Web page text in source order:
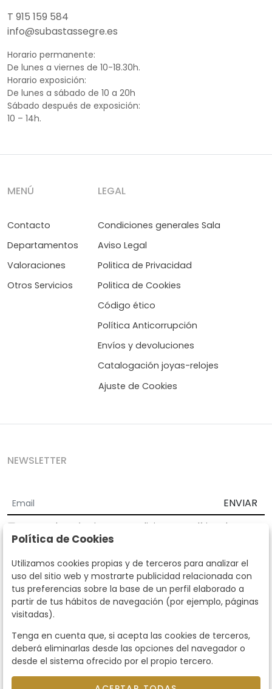
T 915 159 584
info@subastassegre.es
Horario permanente:
De lunes a viernes de 10-18.30h.
Horario exposición:
De lunes a sábado de 10 a 20h
Sábado después de exposición:
10 – 14h.
MENÚ
Contacto
Departamentos
Valoraciones
Otros Servicios
LEGAL
Condiciones generales Sala
Aviso Legal
Politica de Privacidad
Politica de Cookies
Código ético
Política Anticorrupción
Envíos y devoluciones
Catalogación joyas-relojes
Ajuste de Cookies
NEWSLETTER
ENVIAR
Acepto los Términos y Condiciones
Política de
privacidad
Según la LOPD y disposiciones de desarrollo, informamos que sus
datos personales serán tratados por parte de Subastas Segre con la
finalidad de gestionar la relación comercial. Puede ejercitar los
derechos de acceso, rectificación, cancelación, oposición y demás
derechos en los términos establecidos en la normativa vigente
dirigiéndote a nosotros. Asimismo, nos puede solicitar el envío de
llamando al teléfono 915159584 o enviando un e-mail a
info@subastassegre.es
Este sitio está protegido por reCAPTCHA y se aplican la
Términos de servicio de Google.
Política de Cookies
Utilizamos cookies propias y de terceros para analizar el
uso del sitio web y mostrarte publicidad relacionada con
tus preferencias sobre la base de un perfil elaborado a
partir de tus hábitos de navegación (por ejemplo, páginas
visitadas).
Tenga en cuenta que, si acepta las cookies de terceros,
deberá eliminarlas desde las opciones del navegador o
desde el sistema ofrecido por el propio tercero.